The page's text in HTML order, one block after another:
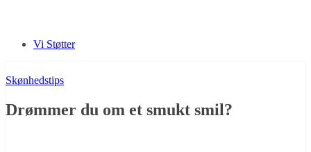
Vi Støtter
Skønhedstips
Drømmer du om et smukt smil?